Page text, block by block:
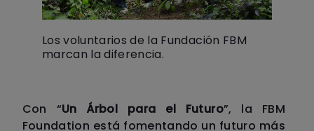
Los voluntarios de la Fundación FBM
marcan la diferencia.
Con “Un Árbol para el Futuro”, la FBM
Foundation está fomentando un futuro más